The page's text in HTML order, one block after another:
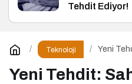
Tehdit Ediyor!
Teknoloji
Yeni
Yeni Tehdit: